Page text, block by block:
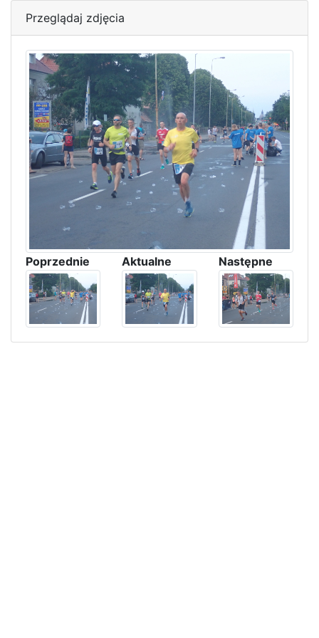
Przeglądaj zdjęcia
Poprzednie Aktualne Następne